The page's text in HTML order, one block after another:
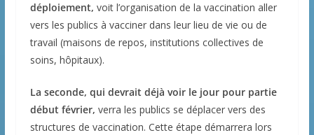
déploiement, voit l’organisation de la vaccination aller
vers les publics à vacciner dans leur lieu de vie ou de
travail (maisons de repos, institutions collectives de
soins, hôpitaux).
La seconde, qui devrait déjà voir le jour pour partie
début février, verra les publics se déplacer vers des
structures de vaccination. Cette étape démarrera lors